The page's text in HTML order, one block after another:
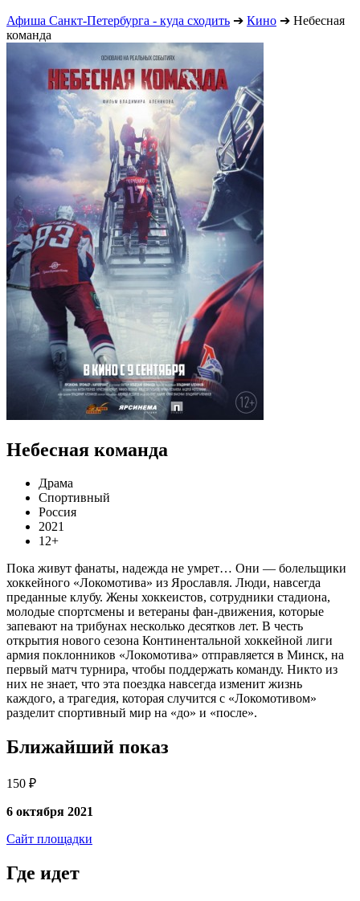
Афиша Санкт-Петербурга - куда сходить ➔ Кино ➔ Небесная
команда
Небесная команда
Драма
Спортивный
Россия
2021
12+
Пока живут фанаты, надежда не умрет… Они — болельщики
хоккейного «Локомотива» из Ярославля. Люди, навсегда
преданные клубу. Жены хоккеистов, сотрудники стадиона,
молодые спортсмены и ветераны фан-движения, которые
запевают на трибунах несколько десятков лет. В честь
открытия нового сезона Континентальной хоккейной лиги
армия поклонников «Локомотива» отправляется в Минск, на
первый матч турнира, чтобы поддержать команду. Никто из
них не знает, что эта поездка навсегда изменит жизнь
каждого, а трагедия, которая случится с «Локомотивом»
разделит спортивный мир на «до» и «после».
Ближайший показ
150 ₽
6 октября 2021
Сайт площадки
Где идет